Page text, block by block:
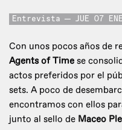
Entrevista JUE 07
Con unos pocos años de
Agents of Time se
actos preferidos por el
sets. A poco de
encontramos con ellos
junto al sello de Maceo